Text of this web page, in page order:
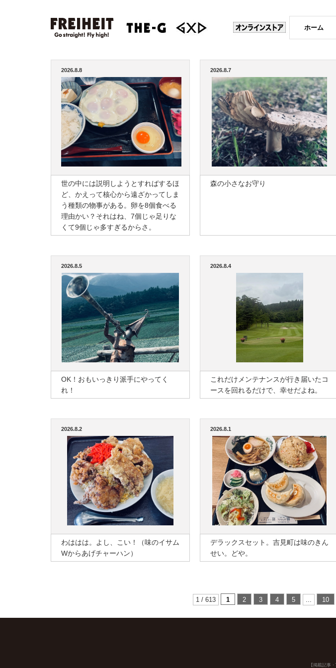
ホーム
2026.8.8
世の中には説明しようとすればするほ
ど、かえって核心から遠ざかってしま
う種類の物事がある。卵を8個食べる
理由かい？それはね、7個じゃ足りな
くて9個じゃ多すぎるからさ。
2026.8.7
森の小さなお守り
2026.8.5
OK！おもいっきり派手にやってく
れ！
2026.8.4
これだけメンテナンスが行き届いたコ
ースを回れるだけで、幸せだよね。
2026.8.2
わははは。よし、こい！（味のイサム
Wからあげチャーハン）
2026.8.1
デラックスセット。吉見町は味のきん
せい。どや。
1 / 613 1 2 3 4 5 ... 10
【掲載記事